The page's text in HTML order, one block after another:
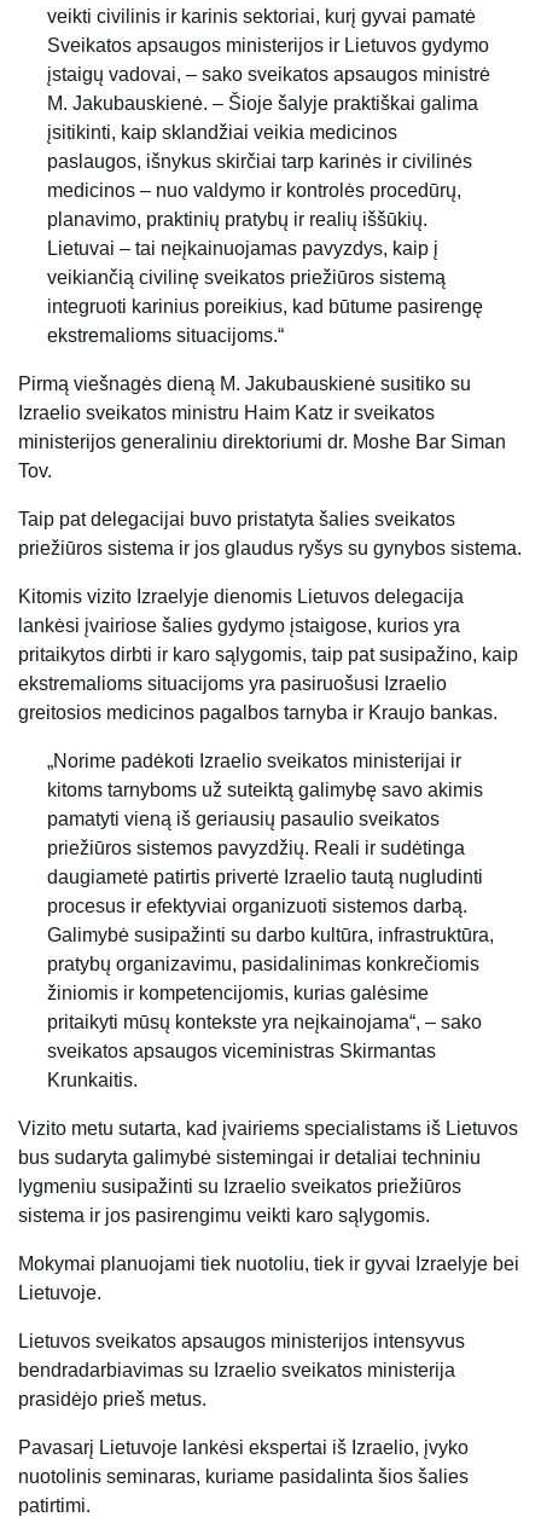
veikti civilinis ir karinis sektoriai, kurį gyvai pamatė
Sveikatos apsaugos ministerijos ir Lietuvos gydymo
įstaigų vadovai, – sako sveikatos apsaugos ministrė
M. Jakubauskienė. – Šioje šalyje praktiškai galima
įsitikinti, kaip sklandžiai veikia medicinos
paslaugos, išnykus skirčiai tarp karinės ir civilinės
medicinos – nuo valdymo ir kontrolės procedūrų,
planavimo, praktinių pratybų ir realių iššūkių.
Lietuvai – tai neįkainuojamas pavyzdys, kaip į
veikiančią civilinę sveikatos priežiūros sistemą
integruoti karinius poreikius, kad būtume pasirengę
ekstremalioms situacijoms.“
Pirmą viešnagės dieną M. Jakubauskienė susitiko su
Izraelio sveikatos ministru Haim Katz ir sveikatos
ministerijos generaliniu direktoriumi dr. Moshe Bar Siman
Tov.
Taip pat delegacijai buvo pristatyta šalies sveikatos
priežiūros sistema ir jos glaudus ryšys su gynybos sistema.
Kitomis vizito Izraelyje dienomis Lietuvos delegacija
lankėsi įvairiose šalies gydymo įstaigose, kurios yra
pritaikytos dirbti ir karo sąlygomis, taip pat susipažino, kaip
ekstremalioms situacijoms yra pasiruošusi Izraelio
greitosios medicinos pagalbos tarnyba ir Kraujo bankas.
„Norime padėkoti Izraelio sveikatos ministerijai ir
kitoms tarnyboms už suteiktą galimybę savo akimis
pamatyti vieną iš geriausių pasaulio sveikatos
priežiūros sistemos pavyzdžių. Reali ir sudėtinga
daugiametė patirtis privertė Izraelio tautą nugludinti
procesus ir efektyviai organizuoti sistemos darbą.
Galimybė susipažinti su darbo kultūra, infrastruktūra,
pratybų organizavimu, pasidalinimas konkrečiomis
žiniomis ir kompetencijomis, kurias galėsime
pritaikyti mūsų kontekste yra neįkainojama“, – sako
sveikatos apsaugos viceministras Skirmantas
Krunkaitis.
Vizito metu sutarta, kad įvairiems specialistams iš Lietuvos
bus sudaryta galimybė sistemingai ir detaliai techniniu
lygmeniu susipažinti su Izraelio sveikatos priežiūros
sistema ir jos pasirengimu veikti karo sąlygomis.
Mokymai planuojami tiek nuotoliu, tiek ir gyvai Izraelyje bei
Lietuvoje.
Lietuvos sveikatos apsaugos ministerijos intensyvus
bendradarbiavimas su Izraelio sveikatos ministerija
prasidėjo prieš metus.
Pavasarį Lietuvoje lankėsi ekspertai iš Izraelio, įvyko
nuotolinis seminaras, kuriame pasidalinta šios šalies
patirtimi.